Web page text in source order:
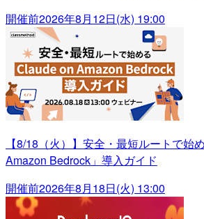
開催前2026年8月12日(水) 19:00
【8/18（火）】安全・最短ルートで始
Amazon Bedrock」導入ガイド
開催前2026年8月18日(火) 13:00